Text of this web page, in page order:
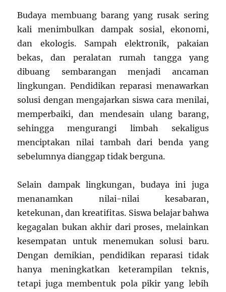
Budaya membuang barang yang rusak sering
kali menimbulkan dampak sosial, ekonomi,
dan ekologis. Sampah elektronik, pakaian
bekas, dan peralatan rumah tangga yang
dibuang sembarangan menjadi ancaman
lingkungan. Pendidikan reparasi menawarkan
solusi dengan mengajarkan siswa cara menilai,
memperbaiki, dan mendesain ulang barang,
sehingga mengurangi limbah sekaligus
menciptakan nilai tambah dari benda yang
sebelumnya dianggap tidak berguna.
Selain dampak lingkungan, budaya ini juga
menanamkan nilai-nilai kesabaran,
ketekunan, dan kreatifitas. Siswa belajar bahwa
kegagalan bukan akhir dari proses, melainkan
kesempatan untuk menemukan solusi baru.
Dengan demikian, pendidikan reparasi tidak
hanya meningkatkan keterampilan teknis,
tetapi juga membentuk pola pikir yang lebih